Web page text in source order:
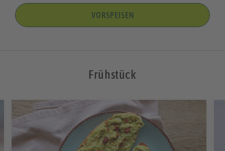
VORSPEISEN
Frühstück